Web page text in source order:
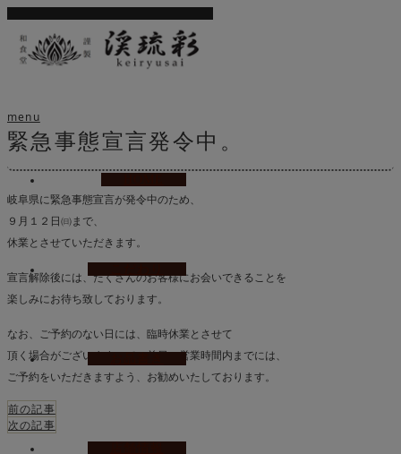
menu
ホーム
ブログ
緊急事態宣言発令中。
岐阜県に緊急事態宣言が発令中のため、
９月１２日㈰まで、
休業とさせていただきます。
宣言解除後には、たくさんのお客様にお会いできることを
楽しみにお待ち致しております。
なお、ご予約のない日には、臨時休業とさせて
頂く場合がございますので、前日の営業時間内までには、
ご予約をいただきますよう、お勧めいたしております。
前の記事
次の記事